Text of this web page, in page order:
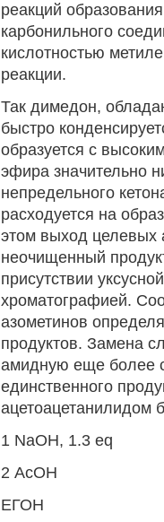
реакций
карбонильного
кислотностью
реакции.
Так димедон,
быстро
образуется с
эфира значительно
непредельного
расходуется на
этом выход целевых
неочищенный
присутствии
хроматографией.
азометинов
продуктов. Замена
амидную еще более
единственного
ацетоацетанилидом
1 NaOH, 1.3 eq
2 АсОН
ЕГОН